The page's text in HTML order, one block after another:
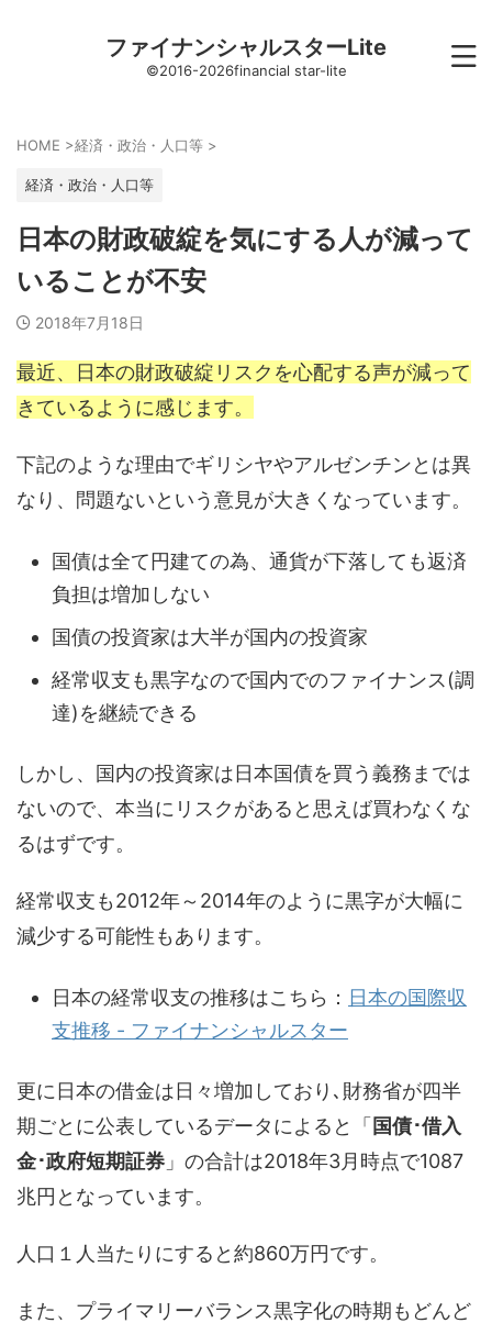
ファイナンシャルスターLite
©2016-2026financial star-lite
HOME >経済・政治・人口等 >
経済・政治・人口等
日本の財政破綻を気にする人が減って
いることが不安
2018年7月18日
最近、日本の財政破綻リスクを心配する声が減って
きているように感じます。
下記のような理由でギリシヤやアルゼンチンとは異
なり、問題ないという意見が大きくなっています。
国債は全て円建ての為、通貨が下落しても返済
負担は増加しない
国債の投資家は大半が国内の投資家
経常収支も黒字なので国内でのファイナンス(調
達)を継続できる
しかし、国内の投資家は日本国債を買う義務までは
ないので、本当にリスクがあると思えば買わなくな
るはずです。
経常収支も2012年～2014年のように黒字が大幅に
減少する可能性もあります。
日本の経常収支の推移はこちら： 日本の国際収
支推移 - ファイナンシャルスター
更に日本の借金は日々増加しており､財務省が四半
期ごとに公表しているデータによると「 国債･借入
金･政府短期証券 」の合計は2018年3月時点で1087
兆円となっています。
人口１人当たりにすると約860万円です。
また、プライマリーバランス黒字化の時期もどんど